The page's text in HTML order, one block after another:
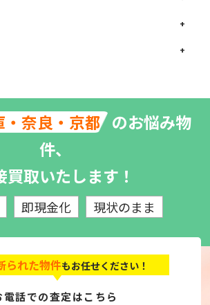
奈良・京都 のお悩み物
件、
買取いたします！
即現金化 現状のまま
られた物件もお任せください！
電話での査定はこちら